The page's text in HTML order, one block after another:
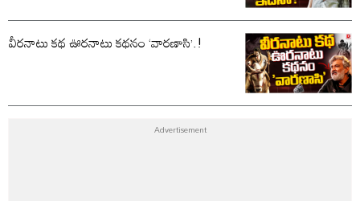
వీరనాటు కథ ఊరనాటు కథనం ‘వారణాసి’.!